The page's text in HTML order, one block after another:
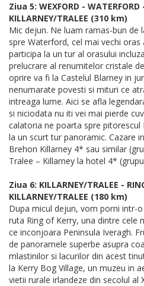
Ziua 5: WEXFORD - WATERFORD
KILLARNEY/TRALEE (310 km)
Mic dejun. Ne luam ramas-bun de
spre Waterford, cel mai vechi oras
participa la un tur al orasului
prelucrare al renumitelor cristale
oprire va fi la Castelul Blarney in
nenumarate povesti si mituri ce
intreaga lume. Aici se afla
si niciodata nu iti vei mai pierde
calatoria ne poarta spre pitorescul
la un scurt tur panoramic. Cazare
Brehon Killarney 4* sau similar
Tralee – Killarney la hotel 4*
Ziua 6: KILLARNEY/TRALEE -
KILLARNEY/TRALEE (180 km)
Dupa micul dejun, vom porni intr-
ruta Ring of Kerry, una dintre cele
ce inconjoara Peninsula Iveragh.
de panoramele superbe asupra
mlastinilor si lacurilor din acest
la Kerry Bog Village, un muzeu in
vietii rurale irlandeze din secolul al